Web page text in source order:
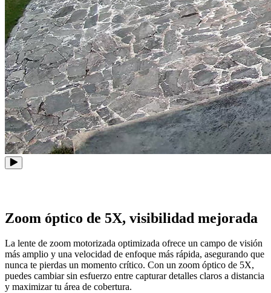
Zoom óptico de 5X, visibilidad mejorada
La lente de zoom motorizada optimizada ofrece un campo de visión
más amplio y una velocidad de enfoque más rápida, asegurando que
nunca te pierdas un momento crítico. Con un zoom óptico de 5X,
puedes cambiar sin esfuerzo entre capturar detalles claros a distancia
y maximizar tu área de cobertura.